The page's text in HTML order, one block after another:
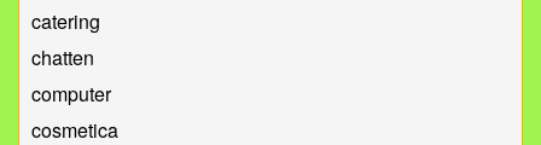
catering
chatten
computer
cosmetica